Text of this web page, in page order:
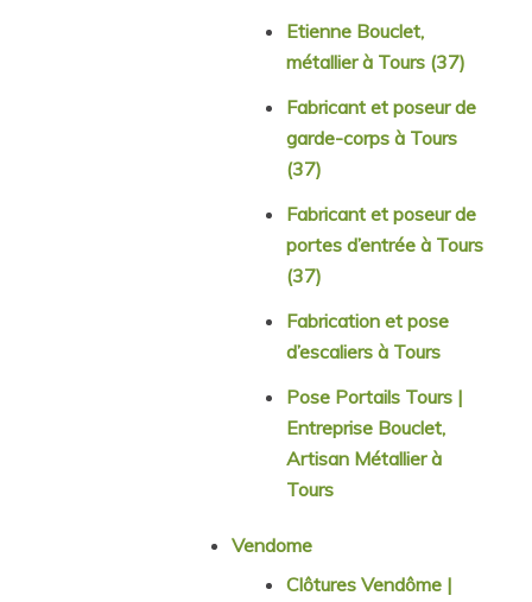
Etienne Bouclet,
métallier à Tours (37)
Fabricant et poseur de
garde-corps à Tours
(37)
Fabricant et poseur de
portes d’entrée à Tours
(37)
Fabrication et pose
d’escaliers à Tours
Pose Portails Tours |
Entreprise Bouclet,
Artisan Métallier à
Tours
Vendome
Clôtures Vendôme |